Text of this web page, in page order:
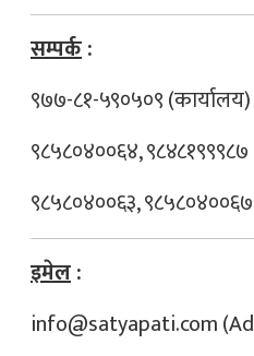
सम्पर्क:
९७७-८१-५९०५०९ (कार्यालय)
९८५८०४००६४,
९८५८०४००६३, ९८५८०४००६७
इमेल:
info@satyapati.com